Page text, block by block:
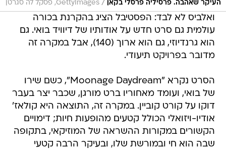
העיקר שאהבה. פרסיליה פרסלי בקאן / GettyImages, פסקל לה סגרטן
ואלביס לא לבד: הפסטיבל הציג בהקרנת בכורה
עולמית גם סרט חדש על אודותיו של דיוויד בואי. גם
הוא גרנדיוזי, גם הוא ארוך (140), אבל במקרה זה
מדובר בפרויקט תיעודי.
הסרט נקרא "Moonage Daydream", כשם שירו
של בואי, ועומד מאחוריו ברט מורגן, שכבר יצר בעבר
דוקו על קורט קוביין. במקרה זה, התוצאה היא קולאז'
אודיו-ויזואלי הכולל קטעים מהופעות חיות; דימויים
הקשורים במקורות ההשראה של המוזיקאי, בתקופה
שבה הוא חי ובמורשת שלו, ובעיקר הרבה קטעי